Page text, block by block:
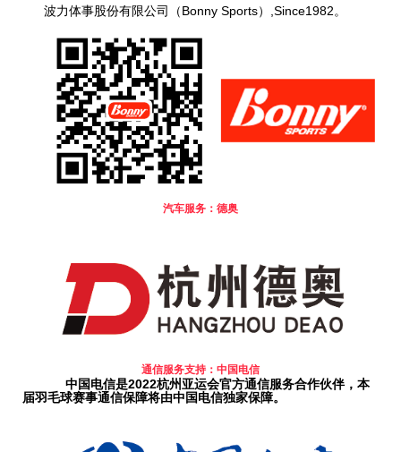
波力体事股份有限公司（Bonny Sports）,Since1982。
汽车服务：德奥
通信服务支持：中国电信
中国电信是2022杭州亚运会官方通信服务合作伙伴，本
届羽毛球赛事通信保障将由中国电信独家保障。